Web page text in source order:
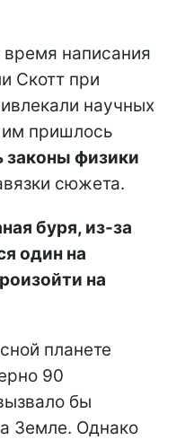
написания
Скотт при
научных
им пришлось
законы физики
сюжета.
буря, из-за
один на
на
планете
90
бы
Земле. Однако